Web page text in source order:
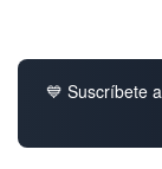
💙 Suscríbete